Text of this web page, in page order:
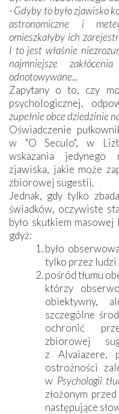
- Gdyby to było zjawisko
astronomiczne i
omieszkałyby ich
I to jest właśnie
najmniejsze
odnotowywane...
Zapytany o to, czy
psychologicznej,
zupełnie obce dziedzinie
Oświadczenie
w "O Seculo", w
wskazania jedynego
zjawiska, jakie może
zbiorowej sugestii.
Jednak, gdy tylko
świadków, oczywiste
było skutkiem
gdyż:
było
tylko przez ludzi
pośród tłumu
którzy
obiektywny,
szczególne
ochronić
zbiorowej
z Alvaiazere,
ostrożności
w Psychologii
złożonym
następujące